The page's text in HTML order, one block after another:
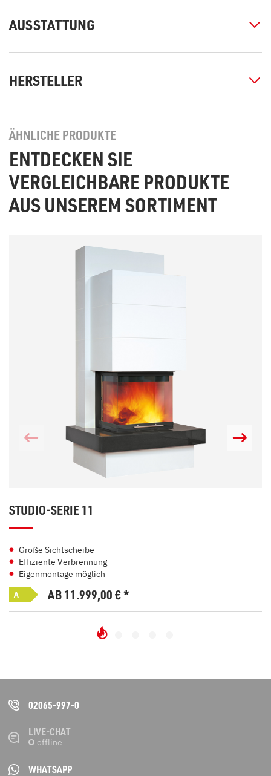
AUSSTATTUNG
HERSTELLER
ÄHNLICHE PRODUKTE
ENTDECKEN SIE
VERGLEICHBARE PRODUKTE
AUS UNSEREM SORTIMENT
STUDIO-SERIE 11
Große Sichtscheibe
Effiziente Verbrennung
Eigenmontage möglich
A AB 11.999,00€*
02065-997-0
LIVE-CHAT
WHATSAPP